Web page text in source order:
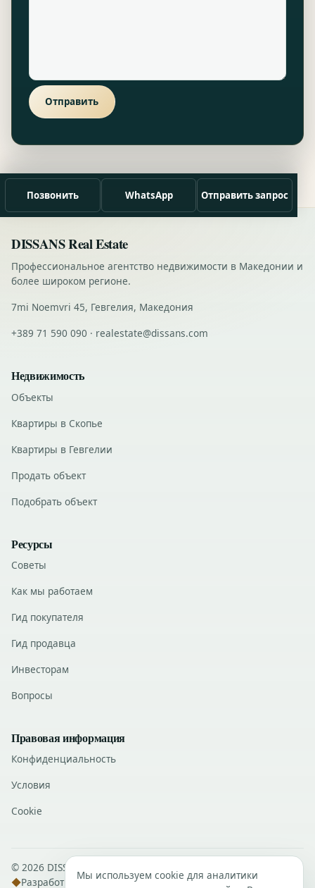
Отправить
Позвонить WhatsApp Отправить запрос
DISSANS Real Estate
Профессиональное агентство недвижимости в Македонии и
более широком регионе.
7mi Noemvri 45, Гевгелия, Македония
+389 71 590 090 · realestate@dissans.com
Недвижимость
Объекты
Квартиры в Скопье
Квартиры в Гевгелии
Продать объект
Подобрать объект
Ресурсы
Советы
Как мы работаем
Гид покупателя
Гид продавца
Инвесторам
Вопросы
Правовая информация
Конфиденциальность
Условия
Cookie
© 2026 DISSANS Real Estate · Все права защищены.
◆Разработка DISSANS Digital
Мы используем cookie для аналитики